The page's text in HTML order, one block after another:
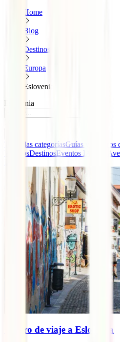
Home
Blog
Destinos
Europa
Eslovenia
Eslovenia
Todas las categoríasGuías y Seguros
ViajerosDestinosEventos IATI
La
Seguro de viaje a Eslovenia